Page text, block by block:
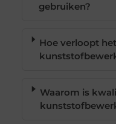
gebruiken?
Hoe verloopt
Waarom is